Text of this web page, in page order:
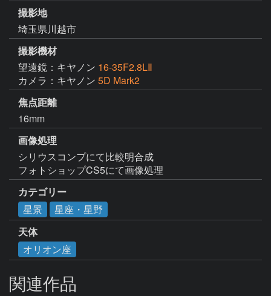
撮影地
埼玉県川越市
撮影機材
望遠鏡：キヤノン 16-35F2.8LⅡ
カメラ：キヤノン 5D Mark2
焦点距離
16mm
画像処理
シリウスコンプにて比較明合成
フォトショップCS5にて画像処理
カテゴリー
星景
星座・星野
天体
オリオン座
関連作品